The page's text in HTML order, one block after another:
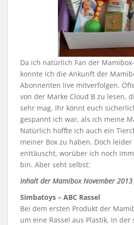
Da ich natürlich Fan der
konnte ich die Ankunft der
Abonnenten live mitverfolgen.
von der Marke Cloud B zu lesen,
sehr mag. Ihr könnt euch
gespannt ich war, als ich meine
Natürlich hoffte ich auch ein
meiner Box zu haben. Doch
enttäuscht, worüber ich noch
bin. Aber seht selbst:
Inhalt der Mamibox November
Simbatoys – ABC Rassel
Bei dem ersten Produkt der
um eine Rassel aus Plastik, in der